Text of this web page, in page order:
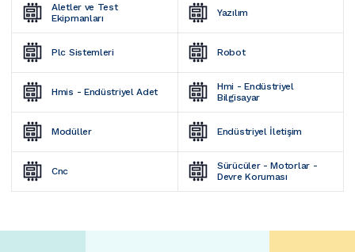
Aletler ve Test
Ekipmanları
Yazılım
Plc Sistemleri Robot
Hmis - Endüstriyel Adet
Hmi - Endüstriyel
Bilgisayar
Modüller Endüstriyel İletişim
Cnc
Sürücüler - Motorlar -
Devre Koruması